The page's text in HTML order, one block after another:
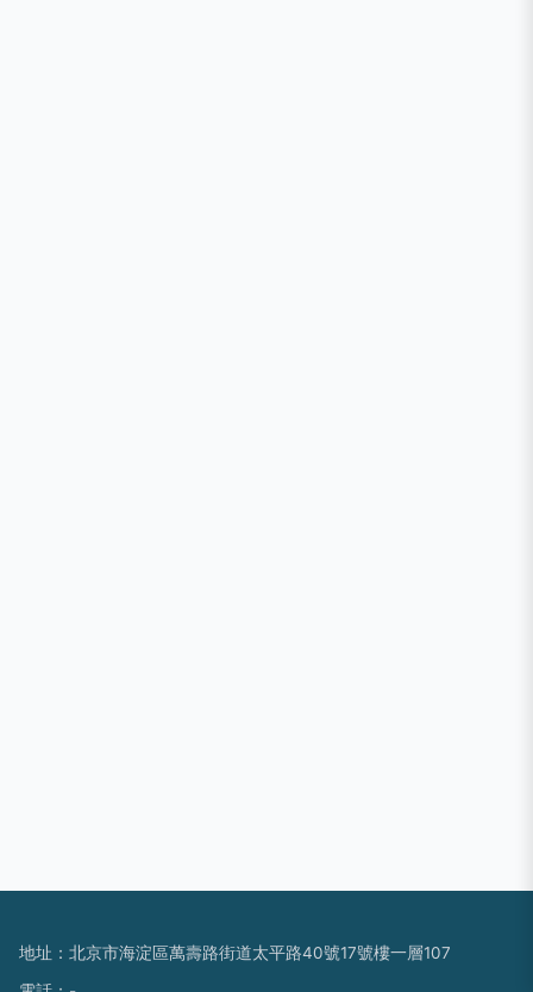
地址：北京市海淀區萬壽路街道太平路40號17號樓一層107